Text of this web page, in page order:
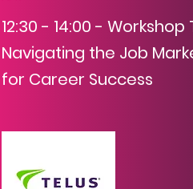
12:30 - 14:00 - Workshop
Navigating the Job
for Career Success